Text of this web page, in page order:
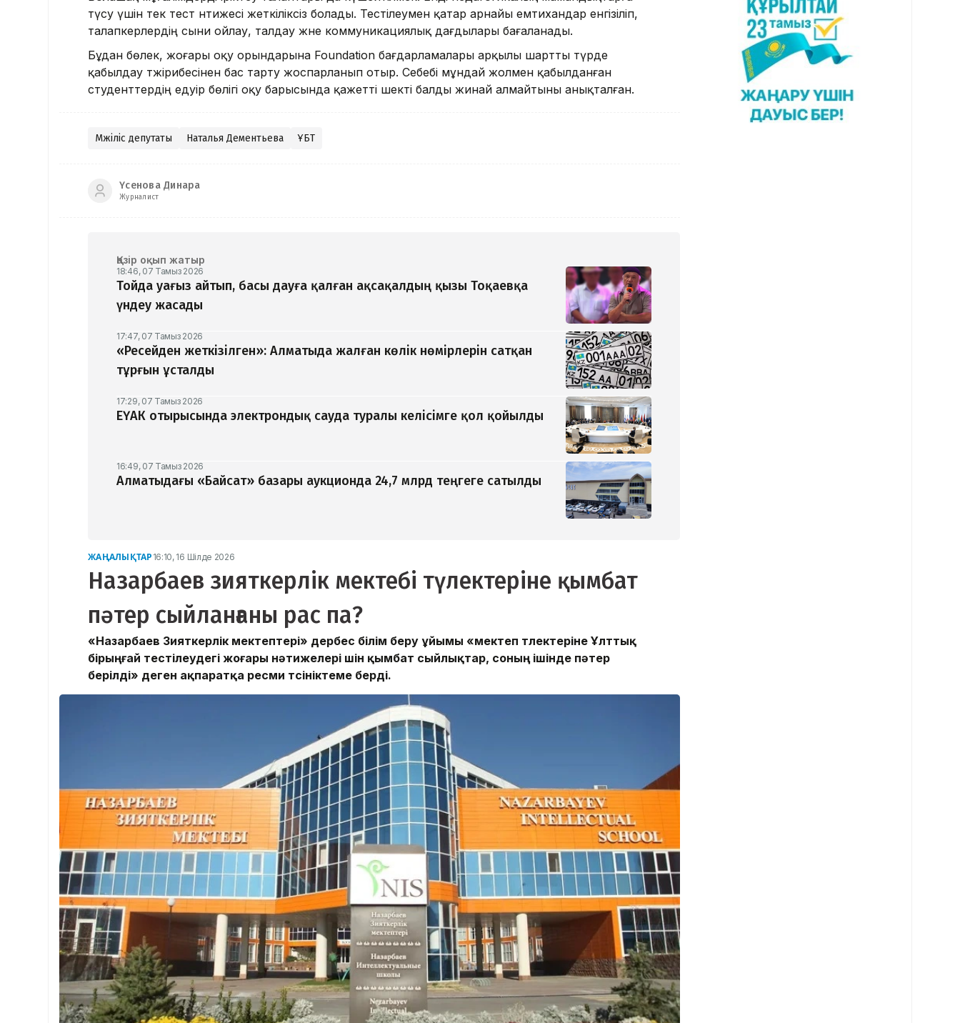
түсу үшін тек тест нәтижесі жеткіліксіз болады. Тестілеумен қатар арнайы емтихандар енгізіліп,
талапкерлердің сыни ойлау, талдау және коммуникациялық дағдылары бағаланады.
Бұдан бөлек, жоғары оқу орындарына Foundation бағдарламалары арқылы шартты түрде
қабылдау тәжірибесінен бас тарту жоспарланып отыр. Себебі мұндай жолмен қабылданған
студенттердің едәуір бөлігі оқу барысында қажетті шекті балды жинай алмайтыны анықталған.
Мәжіліс депутаты Наталья Дементьева ҰБТ
Үсенова Динара
Журналист
Қазір оқып жатыр
18:46, 07 Тамыз 2026
Тойда уағыз айтып, басы дауға қалған ақсақалдың қызы Тоқаевқа
үндеу жасады
17:47, 07 Тамыз 2026
«Ресейден жеткізілген»: Алматыда жалған көлік нөмірлерін сатқан
тұрғын ұсталды
17:29, 07 Тамыз 2026
ЕҮАК отырысында электрондық сауда туралы келісімге қол қойылды
16:49, 07 Тамыз 2026
Алматыдағы «Байсат» базары аукционда 24,7 млрд теңгеге сатылды
ЖАҢАЛЫҚТАР 16:10, 16 Шілде 2026
Назарбаев зияткерлік мектебі түлектеріне қымбат
пәтер сыйланғаны рас па?
«Назарбаев Зияткерлік мектептері» дербес білім беру ұйымы «мектеп түлектеріне Ұлттық
бірыңғай тестілеудегі жоғары нәтижелері үшін қымбат сыйлықтар, соның ішінде пәтер
берілді» деген ақпаратқа ресми түсініктеме берді.